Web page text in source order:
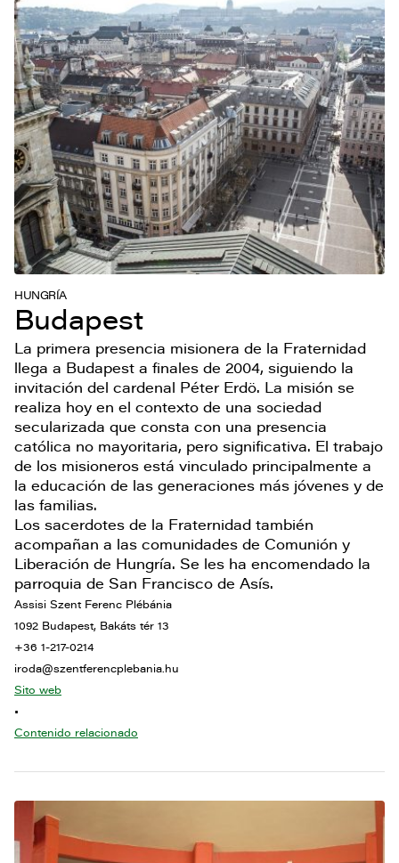
HUNGRÍA
Budapest
La primera presencia misionera de la Fraternidad
llega a Budapest a finales de 2004, siguiendo la
invitación del cardenal Péter Erdö. La misión se
realiza hoy en el contexto de una sociedad
secularizada que consta con una presencia
católica no mayoritaria, pero significativa. El trabajo
de los misioneros está vinculado principalmente a
la educación de las generaciones más jóvenes y de
las familias.
Los sacerdotes de la Fraternidad también
acompañan a las comunidades de Comunión y
Liberación de Hungría. Se les ha encomendado la
parroquia de San Francisco de Asís.
Assisi Szent Ferenc Plébánia
1092 Budapest, Bakáts tér 13
+36 1-217-0214
iroda@szentferencplebania.hu
Sito web
•
Contenido relacionado